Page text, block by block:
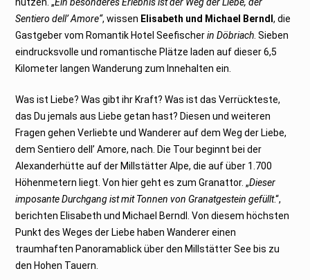
Sentiero dell’ Amore“, wissen Elisabeth und Michael Berndl, die
Gastgeber vom Romantik Hotel Seefischerin Döbriach . Sieben
eindrucksvolle und romantische Plätze laden auf dieser 6,5
Kilometer langen Wanderung zum Innehalten ein.
Was ist Liebe? Was gibt ihr Kraft? Was ist das Verrückteste,
das Du jemals aus Liebe getan hast? Diesen und weiteren
Fragen gehen Verliebte und Wanderer auf dem Weg der Liebe,
dem Sentiero dell’ Amore, nach. Die Tour beginnt bei der
Alexanderhütte auf der Millstätter Alpe, die auf über 1.700
Höhenmetern liegt. Von hier geht es zum Granattor. „Dieser
imposante Durchgang ist mit Tonnen von Granatgestein gefüllt.“,
berichten Elisabeth und Michael Berndl. Von diesem höchsten
Punkt des Weges der Liebe haben Wanderer einen
traumhaften Panoramablick über den Millstätter See bis zu
den Hohen Tauern.